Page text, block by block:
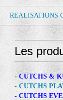
REALISATIONS
Les
- CUTCHS &
- CUTCHS
- CUTCHS